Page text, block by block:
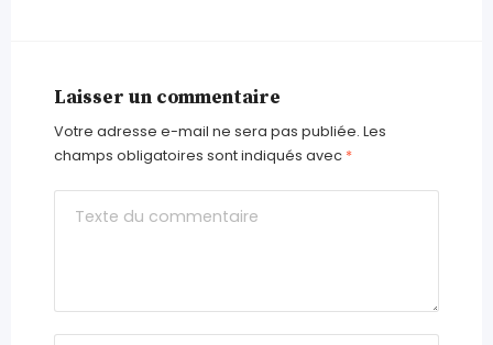
Laisser un commentaire
Votre adresse e-mail ne sera pas publiée. Les
champs obligatoires sont indiqués avec *